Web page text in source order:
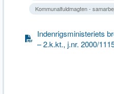
Kommunalfuldmagten -
Indenrigsministeriets
– 2.k.kt., j.nr. 2000/